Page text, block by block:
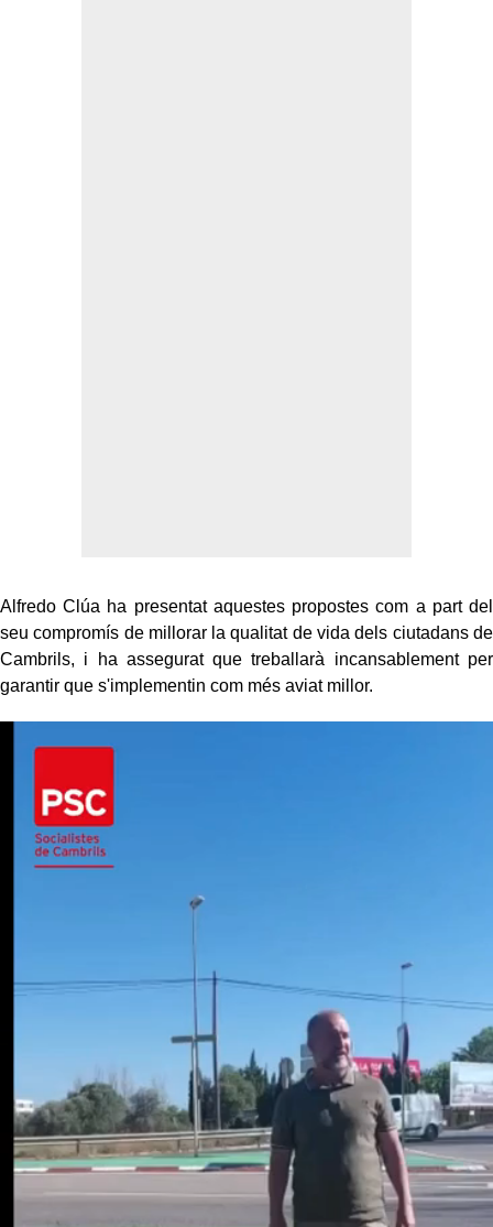
Alfredo Clúa ha presentat aquestes propostes com a part del
seu compromís de millorar la qualitat de vida dels ciutadans de
Cambrils, i ha assegurat que treballarà incansablement per
garantir que s'implementin com més aviat millor.